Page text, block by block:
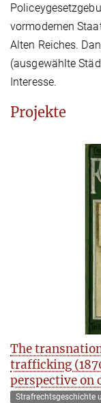
vormodernen
Alten Reiches.
(ausgewählte
Interesse.
Projekte
The
trafficking
perspective
Strafrechtsgeschichte